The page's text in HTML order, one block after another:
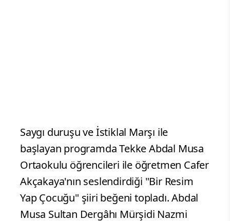
Saygı duruşu ve İstiklal Marşı ile
başlayan programda Tekke Abdal Musa
Ortaokulu öğrencileri ile öğretmen Cafer
Akçakaya'nın seslendirdiği "Bir Resim
Yap Çocuğu" şiiri beğeni topladı. Abdal
Musa Sultan Dergâhı Mürşidi Nazmi